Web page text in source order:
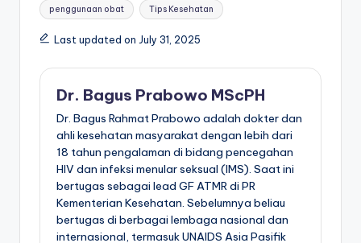
penggunaan obat Tips Kesehatan
Last updated on July 31, 2025
Dr. Bagus Prabowo MScPH
Dr. Bagus Rahmat Prabowo adalah dokter dan
ahli kesehatan masyarakat dengan lebih dari
18 tahun pengalaman di bidang pencegahan
HIV dan infeksi menular seksual (IMS). Saat ini
bertugas sebagai lead GF ATMR di PR
Kementerian Kesehatan. Sebelumnya beliau
bertugas di berbagai lembaga nasional dan
internasional, termasuk UNAIDS Asia Pasifik